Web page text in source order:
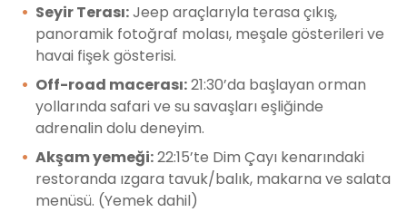
Seyir Terası:Jeep araçlarıyla terasa çıkış,
panoramik fotoğraf molası, meşale gösterileri ve
havai fişek gösterisi.
Off-road macerası:21:30’da başlayan orman
yollarında safari ve su savaşları eşliğinde
adrenalin dolu deneyim.
Akşam yemeği:22:15’te Dim Çayı kenarındaki
restoranda ızgara tavuk/balık, makarna ve salata
menüsü. (Yemek dahil)